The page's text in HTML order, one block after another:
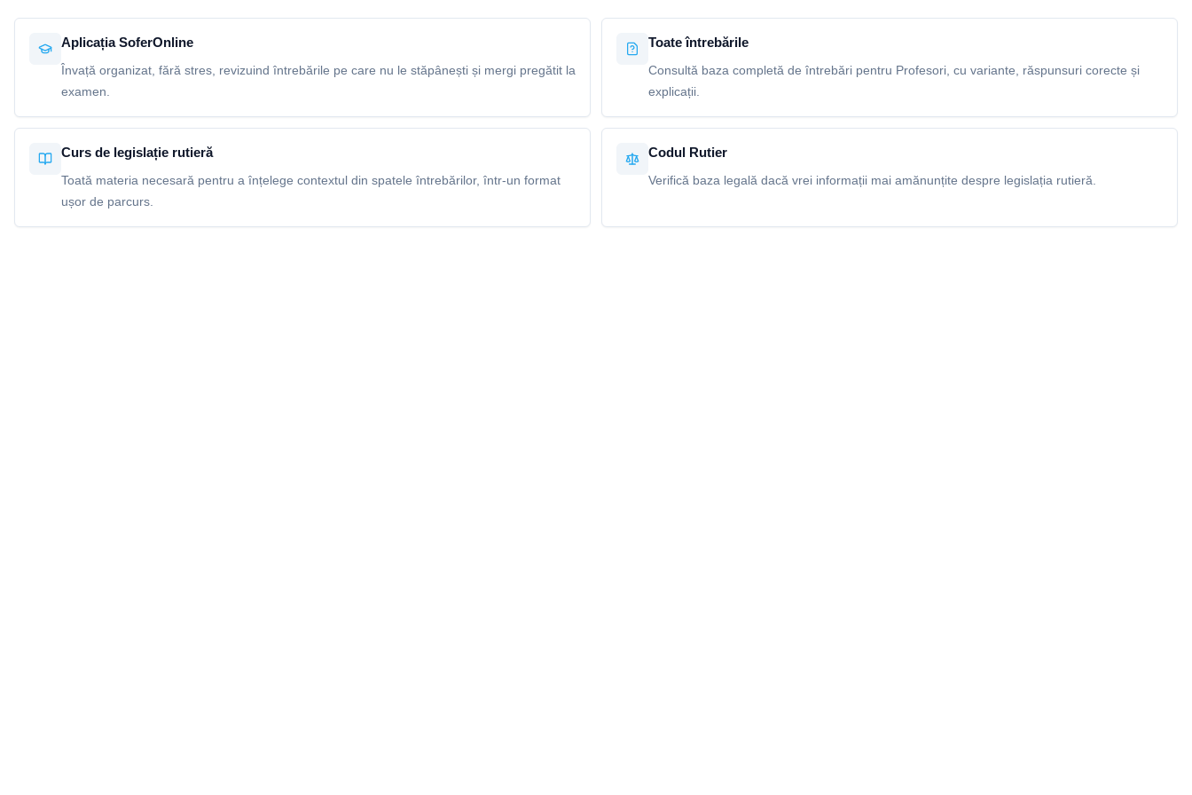
Aplicația SoferOnline
Învață organizat, fără stres, revizuind întrebările pe care nu le stăpânești și mergi pregătit la
examen.
Toate întrebările
Consultă baza completă de întrebări pentru Profesori, cu variante, răspunsuri corecte și
explicații.
Curs de legislație rutieră
Toată materia necesară pentru a înțelege contextul din spatele întrebărilor, într-un format
ușor de parcurs.
Codul Rutier
Verifică baza legală dacă vrei informații mai amănunțite despre legislația rutieră.